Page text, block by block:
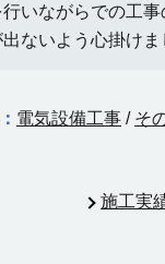
いながらでの工
ないよう心掛けま
電気設備工事 / そ
施工実